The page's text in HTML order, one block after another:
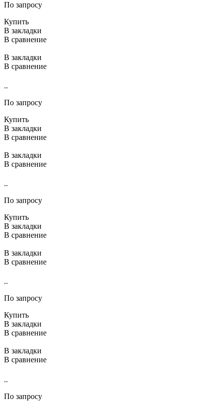
По запросу
Купить
В закладки
В сравнение
В закладки
В сравнение
..
По запросу
Купить
В закладки
В сравнение
В закладки
В сравнение
..
По запросу
Купить
В закладки
В сравнение
В закладки
В сравнение
..
По запросу
Купить
В закладки
В сравнение
В закладки
В сравнение
..
По запросу